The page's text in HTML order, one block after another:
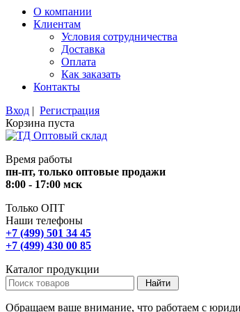
О компании
Клиентам
Условия сотрудничества
Доставка
Оплата
Как заказать
Контакты
Вход | Регистрация
Корзина пуста
Время работы
пн-пт, только оптовые продажи
8:00 - 17:00 мск
Только ОПТ
Наши телефоны
+7 (499) 501 34 45
+7 (499) 430 00 85
Каталог продукции
Обращаем ваше внимание, что работаем с